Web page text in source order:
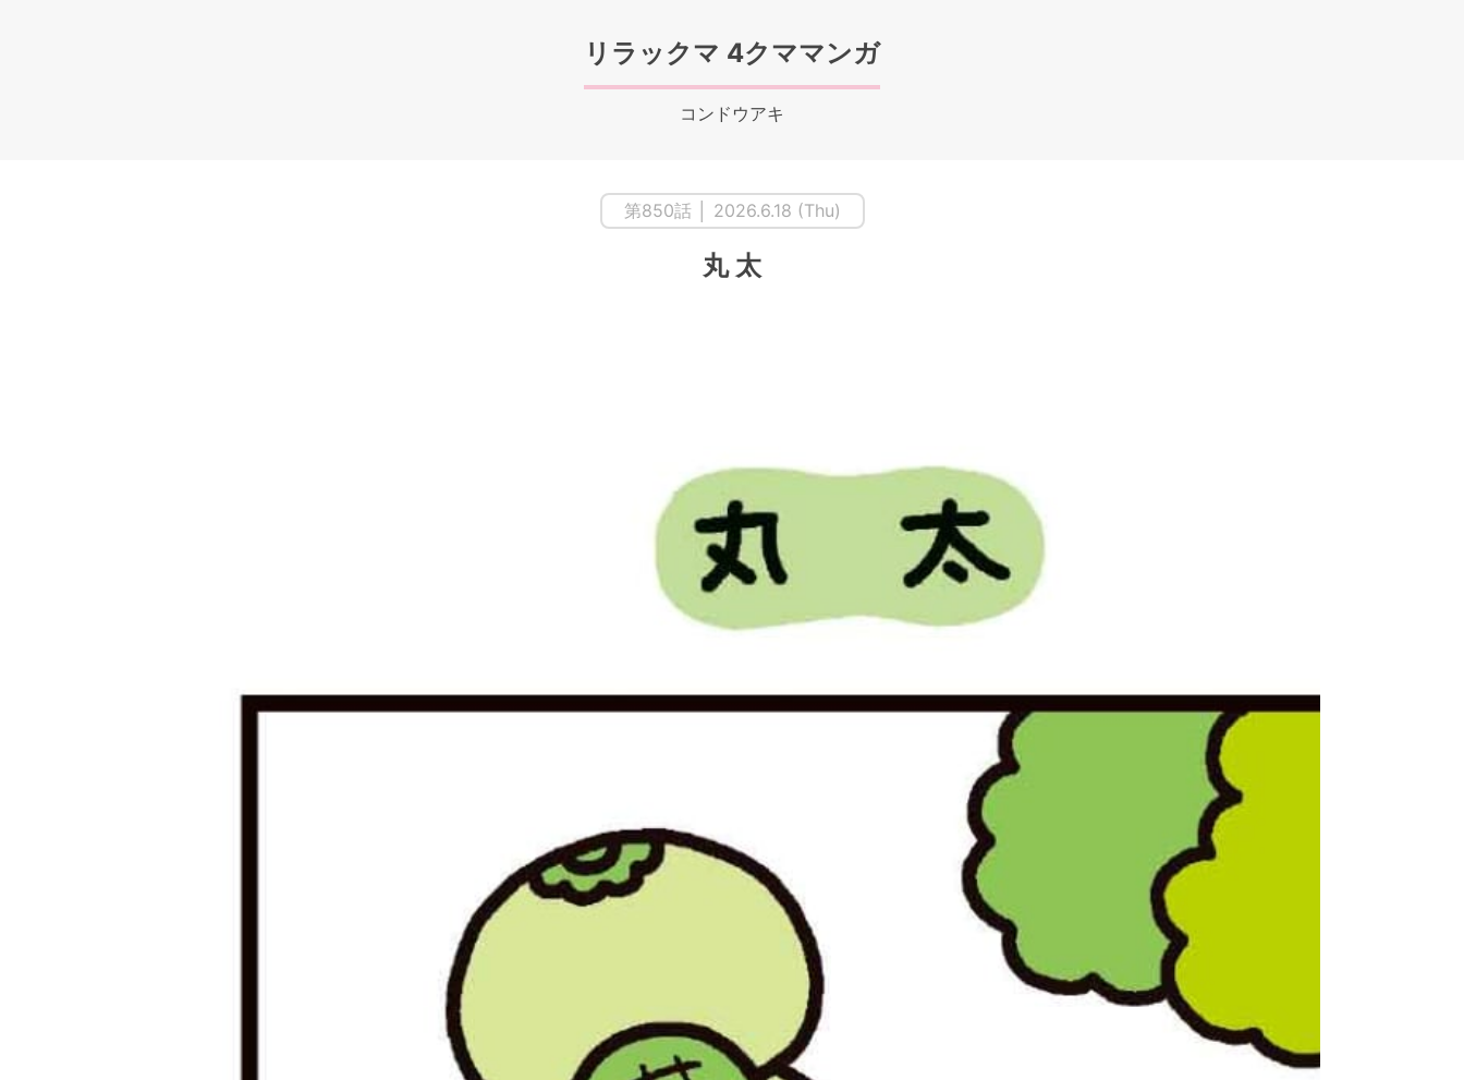
リラックマ 4クママンガ
コンドウアキ
第850話 │ 2026.6.18 (Thu)
丸 太